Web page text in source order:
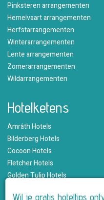
Pinksteren arrangementen
Hemelvaart arrangementen
Herfstarrangementen
Winterarrangementen
Lente arrangementen
Zomerarrangementen
Wildarrangementen
Hotelketens
Amrâth Hotels
Bilderberg Hotels
Cocoon Hotels
Fletcher Hotels
Golden Tulip Hotels
Wil je gratis hoteltips